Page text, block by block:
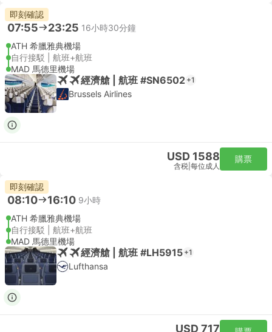
即刻確認
07:55 23:25 16小時30分鐘
ATH 希臘雅典機場
自行接駁 | 航班+航班
MAD 馬德里機場
經濟艙 | 航班 #SN6502 +1
Brussels Airlines
USD 1588
含税 每位成人
購票
即刻確認
08:10 16:10 9小時
ATH 希臘雅典機場
自行接駁 | 航班+航班
MAD 馬德里機場
經濟艙 | 航班 #LH5915 +1
Lufthansa
USD 717